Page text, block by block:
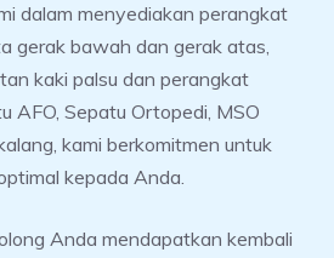
dalam menyediakan perangkat
gerak bawah dan gerak atas,
kaki palsu dan perangkat
AFO, Sepatu Ortopedi, MSO
kami berkomitmen untuk
kepada Anda.
Anda mendapatkan kembali